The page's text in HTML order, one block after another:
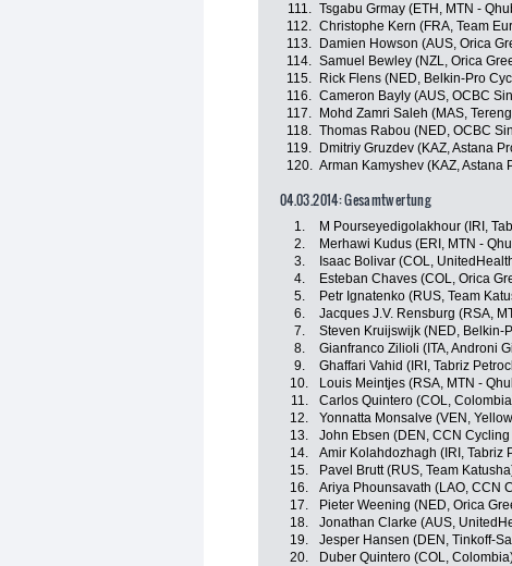
111. Tsgabu Grmay (ETH, MTN -
112. Christophe Kern (FRA, Team
113.
Damien Howson (AUS, Orica
114. Samuel Bewley (NZL, Orica
115.
Rick Flens (NED, Belkin-Pro
116. Cameron Bayly (AUS, OCBC
117.
Mohd Zamri Saleh (MAS,
118. Thomas Rabou (NED, OCBC
119.
Dmitriy Gruzdev (KAZ, Astana
120. Arman Kamyshev (KAZ, Astana
04.03.2014: Gesamtwertung
1. M Pourseyedigolakhour (IRI,
2.
Merhawi Kudus (ERI, MTN -
3.
Isaac Bolivar (COL,
4.
Esteban Chaves (COL, Orica
5.
Petr Ignatenko (RUS, Team
6.
Jacques J.V. Rensburg (RSA,
7.
Steven Kruijswijk (NED, Belkin-
8.
Gianfranco Zilioli (ITA, Androni
9.
Ghaffari Vahid (IRI, Tabriz
10.
Louis Meintjes (RSA, MTN -
11.
Carlos Quintero (COL,
12.
Yonnatta Monsalve (VEN,
13.
John Ebsen (DEN, CCN Cycling
14.
Amir Kolahdozhagh (IRI, Tabriz
15.
Pavel Brutt (RUS, Team
16.
Ariya Phounsavath (LAO, CCN
17.
Pieter Weening (NED, Orica
18.
Jonathan Clarke (AUS,
19.
Jesper Hansen (DEN, Tinkoff-
20.
Duber Quintero (COL,